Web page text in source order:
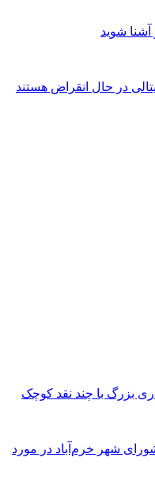
در حال انقراض هستند
شهر خرم‌آباد در مورد